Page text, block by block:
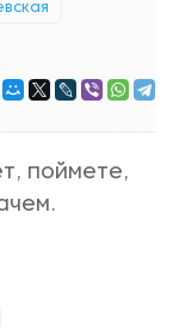
поймете,